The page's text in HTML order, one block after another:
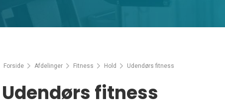
Forside Afdelinger Fitness Hold Udendørs fitness
Udendørs fitness